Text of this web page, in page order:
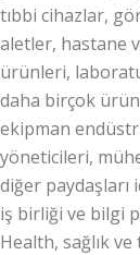
tıbbi cihazlar,
aletler, hastane
ürünleri,
daha birçok ürün
ekipman
yöneticileri,
diğer paydaşları
iş birliği ve bilgi
Health, sağlık